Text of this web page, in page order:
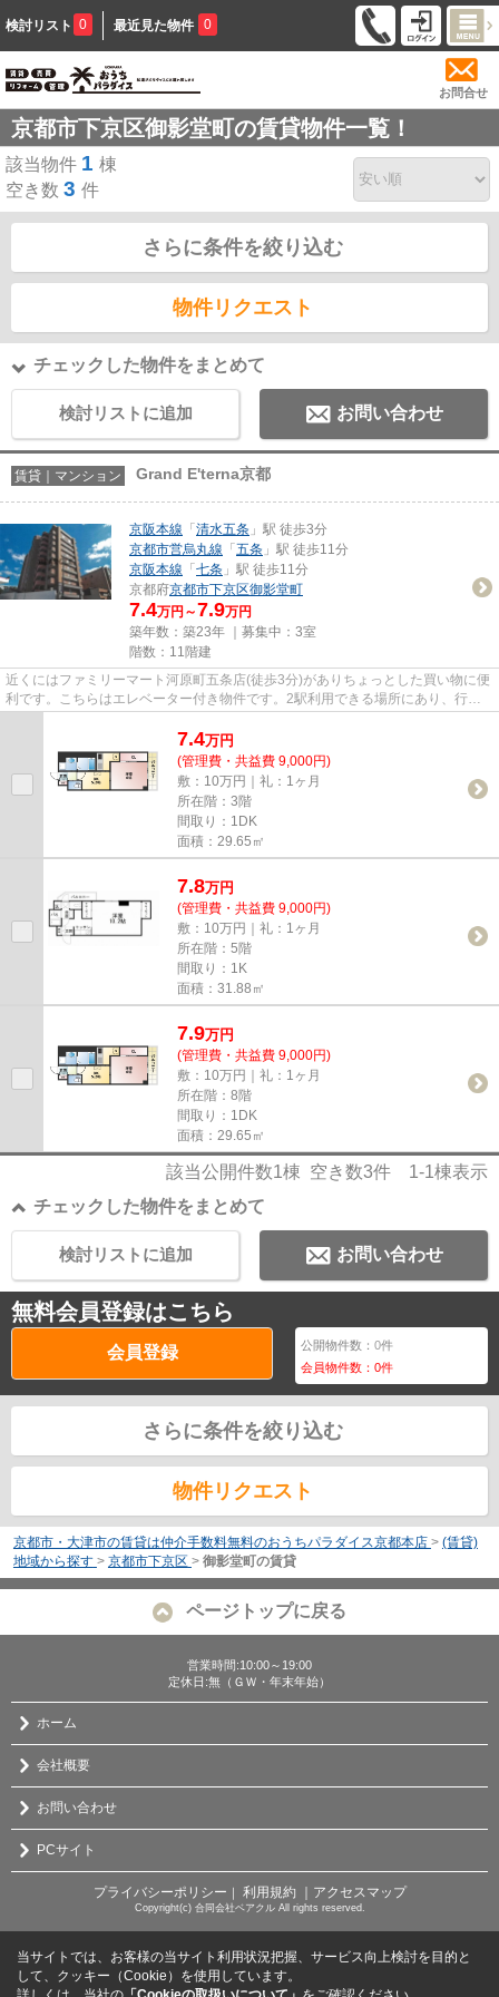
検討リスト 0 最近見た物件 0
お問合せ
京都市下京区御影堂町の賃貸物件一覧！
該当物件 1 棟
空き数 3 件
さらに条件を絞り込む
物件リクエスト
チェックした物件をまとめて
検討リストに追加 お問い合わせ
賃貸｜マンション Grand E'terna京都
京阪本線 「 清水五条 」駅 徒歩3分
京都市営烏丸線 「 五条 」駅 徒歩11分
京阪本線 「 七条 」駅 徒歩11分
京都府京都市下京区御影堂町
7.4万円～7.9万円
築年数：築23年 ｜募集中： 3室
階数：11階建
近くにはファミリーマート河原町五条店(徒歩3分)がありちょっとした買い物に便
利です。こちらはエレベーター付き物件です。2駅利用できる場所にあり、行き
7.4万円
(管理費・共益費 9,000円)
敷：10万円｜礼：1ヶ月
所在階：3階
間取り：1DK
面積：29.65㎡
7.8万円
(管理費・共益費 9,000円)
敷：10万円｜礼：1ヶ月
所在階：5階
間取り：1K
面積：31.88㎡
7.9万円
(管理費・共益費 9,000円)
敷：10万円｜礼：1ヶ月
所在階：8階
間取り：1DK
面積：29.65㎡
該当公開件数1棟 空き数3件 1-1棟表示
チェックした物件をまとめて
お問い合わせ
検討リストに追加
無料会員登録はこちら
会員登録 公開物件数：0件
会員物件数：0件
さらに条件を絞り込む
物件リクエスト
京都市・大津市の賃貸は仲介手数料無料のおうちパラダイス京都本店 > (賃貸)
地域から探す > 京都市下京区 > 御影堂町の賃貸
ページトップに戻る
営業時間:10:00～19:00
定休日:無（ＧＷ・年末年始）
ホーム
会社概要
お問い合わせ
PCサイト
プライバシーポリシー ｜ 利用規約 ｜アクセスマップ
Copyright(c) 合同会社ベアクル All rights reserved.
当サイトでは、お客様の当サイト利用状況把握、サービス向上検討を目的と
して、クッキー（Cookie）を使用しています。